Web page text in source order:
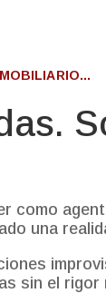
como
una
sin el rigor